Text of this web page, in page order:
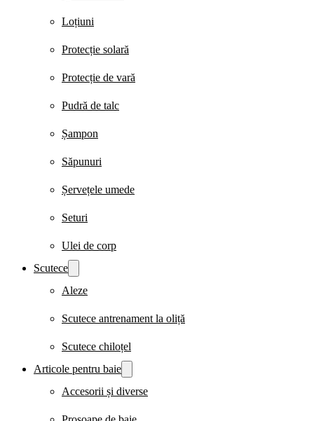
Loțiuni
Protecție solară
Protecție de vară
Pudră de talc
Șampon
Săpunuri
Șervețele umede
Seturi
Ulei de corp
Scutece
Aleze
Scutece antrenament la oliță
Scutece chiloțel
Articole pentru baie
Accesorii și diverse